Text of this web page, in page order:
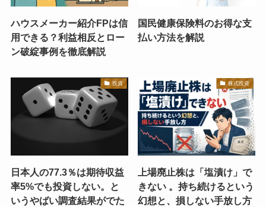
ハウスメーカー紹介FPは信
用できる？利益相反とロー
ン破綻事例を徹底解説
国民健康保険料のお得な支
払い方法を解説
投資
日本人の77.3％は期待収益
率5%でも投資しない。と
いうやばい調査結果がでた
株式投資
上場廃止株は「塩漬け」で
きない 。持ち続けるという
幻想と、損しない手放し方